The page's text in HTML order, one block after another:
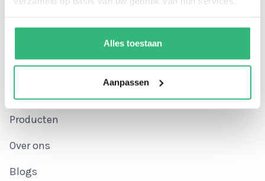
Alles toestaan
Aanpassen
Oudenoord 285b
Handige links
Producten
Over ons
Blogs